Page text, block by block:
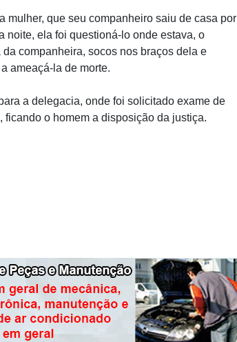
mulher, que seu companheiro saiu de casa por
noite, ela foi questioná-lo onde estava, o
companheira, socos nos braços dela e
ameaçá-la de morte.
a delegacia, onde foi solicitado exame de
o homem a disposição da justiça.